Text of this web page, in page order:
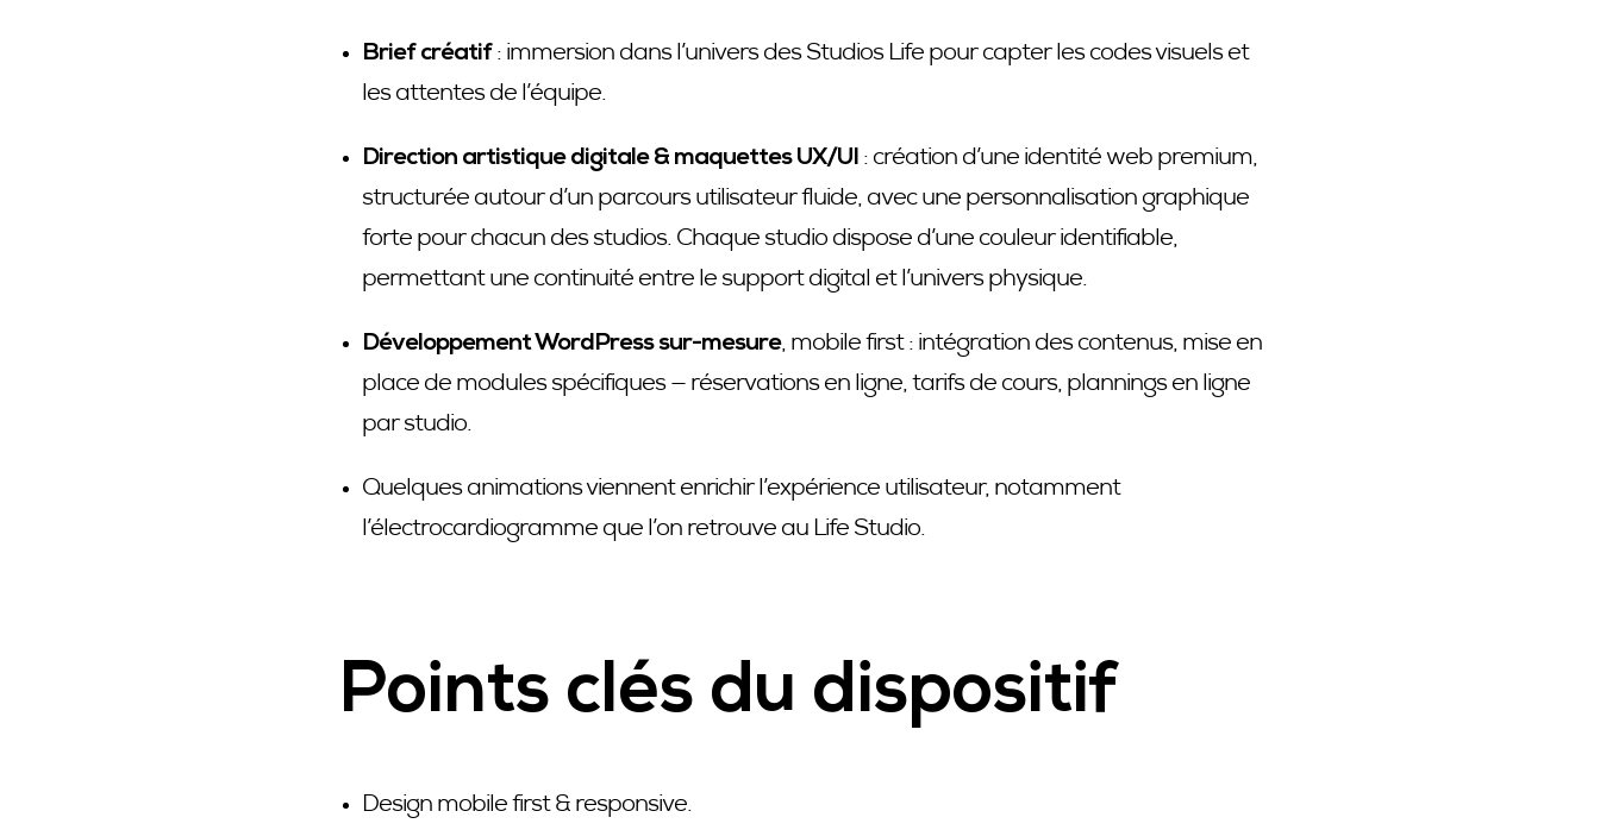
Brief créatif: immersion dans l’univers des Studios Life pour capter les codes visuels et
les attentes de l’équipe.
Direction artistique digitale & maquettes UX/UI: création d’une identité web premium,
structurée autour d’un parcours utilisateur fluide, avec une personnalisation graphique
forte pour chacun des studios. Chaque studio dispose d’une couleur identifiable,
permettant une continuité entre le support digital et l’univers physique.
Développement WordPress sur-mesure, mobile first : intégration des contenus, mise en
place de modules spécifiques — réservations en ligne, tarifs de cours, plannings en ligne
par studio.
Quelques animations viennent enrichir l’expérience utilisateur, notamment
l’électrocardiogramme que l’on retrouve au Life Studio.
Points clés du dispositif
Design mobile first & responsive.